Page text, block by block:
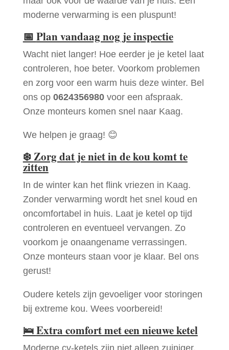
moderne verwarming is een pluspunt!
📅 Plan vandaag nog je inspectie
Wacht niet langer! Hoe eerder je je ketel laat
controleren, hoe beter. Voorkom problemen
en zorg voor een warm huis deze winter. Bel
ons op 0624356980voor een afspraak.
Onze monteurs komen snel naar Kaag.
We helpen je graag! 😊
❄️Zorg dat je niet in de kou komt te
zitten
In de winter kan het flink vriezen in Kaag.
Zonder verwarming wordt het snel koud en
oncomfortabel in huis. Laat je ketel op tijd
controleren en eventueel vervangen. Zo
voorkom je onaangename verrassingen.
Onze monteurs staan voor je klaar. Bel ons
gerust!
Oudere ketels zijn gevoeliger voor storingen
bij extreme kou. Wees voorbereid!
🛌Extra comfort met een nieuwe ketel
Moderne cv-ketels zijn niet alleen zuiniger,